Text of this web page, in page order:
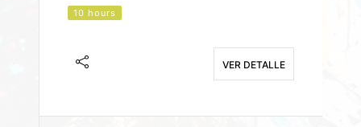
10 hours
VER DETALLE